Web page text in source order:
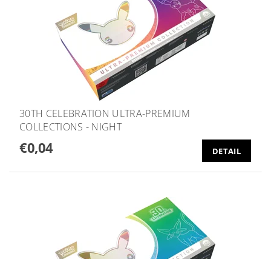
30TH CELEBRATION ULTRA-PREMIUM
COLLECTIONS - NIGHT
€0,04 DETAIL